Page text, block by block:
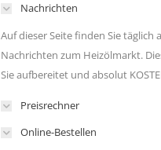
Nachrichten
Auf dieser Seite finden Sie täglich
Nachrichten zum Heizölmarkt.
Sie aufbereitet und absolut
Preisrechner
Online-Bestellen